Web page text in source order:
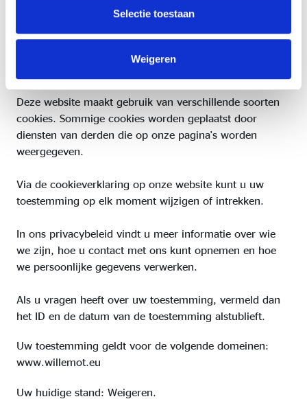
Selectie toestaan
Weigeren
Volgens de wet mogen wij cookies op uw apparaat
opslaan als ze strikt noodzakelijk zijn voor het gebruik
van de site. Voor alle andere soorten cookies hebben we
Deze website maakt gebruik van verschillende soorten
cookies. Sommige cookies worden geplaatst door
diensten van derden die op onze pagina's worden
weergegeven.
Via de cookieverklaring op onze website kunt u uw
toestemming op elk moment wijzigen of intrekken.
In ons privacybeleid vindt u meer informatie over wie
we zijn, hoe u contact met ons kunt opnemen en hoe
we persoonlijke gegevens verwerken.
Als u vragen heeft over uw toestemming, vermeld dan
het ID en de datum van de toestemming alstublieft.
Uw toestemming geldt voor de volgende domeinen:
www.willemot.eu
Uw huidige stand: Weigeren.